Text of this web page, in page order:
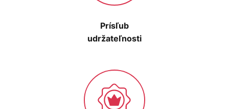
Prísľub
udržateľnosti